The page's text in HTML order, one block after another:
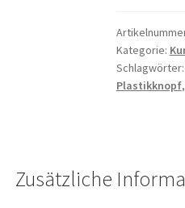
schwarz
Menge
Kategorie:
Schlagwörter:
Plastikknopf,
Zusätzliche